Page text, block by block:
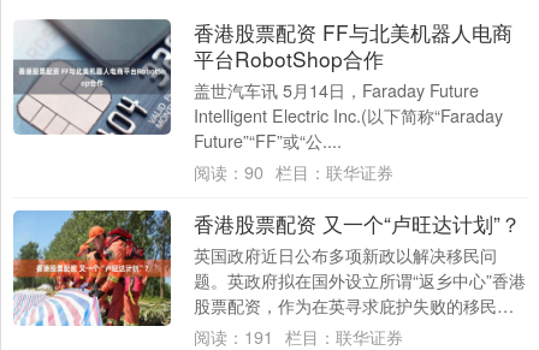
香港股票配资 FF与北美机器人电商
平台RobotShop合作
盖世汽车讯 5月14日，Faraday Future
Intelligent Electric Inc.(以下简称“Faraday
Future”“FF”或“公....
阅读： 90 栏目： 联华证券
香港股票配资 又一个“卢旺达计划”？
英国政府近日公布多项新政以解决移民问
题。英政府拟在国外设立所谓“返乡中心”香港
股票配资，作为在英寻求庇护失败的移民在
等待遣返期间的中转地。 此前英政府还通过
阅读： 191 栏目： 联华证券